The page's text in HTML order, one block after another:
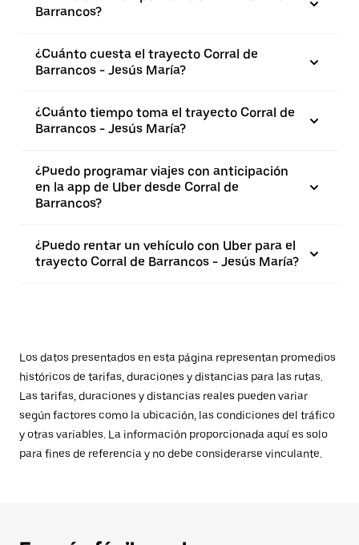
Barrancos?
¿Cuánto cuesta el trayecto Corral de
Barrancos - Jesús María?
¿Cuánto tiempo toma el trayecto Corral de
Barrancos - Jesús María?
¿Puedo programar viajes con anticipación
en la app de Uber desde Corral de
Barrancos?
¿Puedo rentar un vehículo con Uber para el
trayecto Corral de Barrancos - Jesús María?
Los datos presentados en esta página representan promedios
históricos de tarifas, duraciones y distancias para las rutas.
Las tarifas, duraciones y distancias reales pueden variar
según factores como la ubicación, las condiciones del tráfico
y otras variables. La información proporcionada aquí es solo
para fines de referencia y no debe considerarse vinculante.